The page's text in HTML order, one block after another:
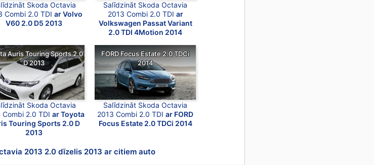
Skoda Octavia
Combi 2.0 TDI ar Volvo
V60 2.0 D5 2013
Salīdzināt Skoda Octavia
2013 Combi 2.0 TDI ar
Volkswagen Passat Variant
2.0 TDI 4Motion 2014
Auris Touring Sports 2.0
D 2013
Skoda Octavia
Combi 2.0 TDI ar Toyota
Touring Sports 2.0 D
2013
FORD Focus Estate 2.0 TDCi
2014
Salīdzināt Skoda Octavia
2013 Combi 2.0 TDI ar FORD
Focus Estate 2.0 TDCi 2014
2013 2.0 dīzelis 2013 ar citiem auto